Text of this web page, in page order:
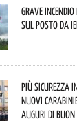
Grave
sul posto da
Più sicurezza
nuovi
Auguri di